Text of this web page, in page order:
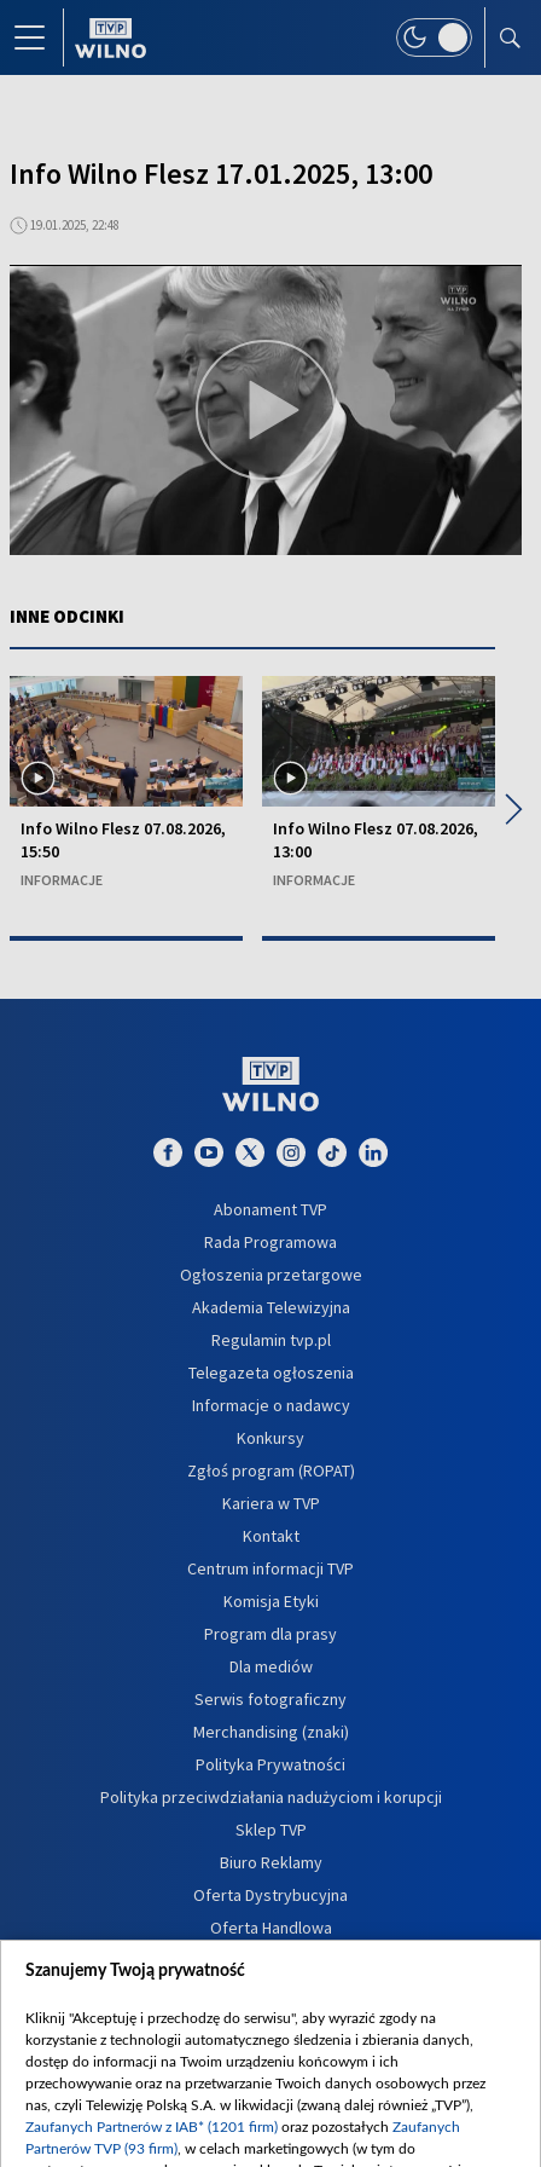
Info Wilno Flesz 17.01.2025, 13:00
19.01.2025, 22:48
INNE ODCINKI
Info Wilno Flesz 07.08.2026,
15:50
INFORMACJE
Info Wilno Flesz 07.08.2026,
13:00
INFORMACJE
▶
Abonament TVP
Rada Programowa
Ogłoszenia przetargowe
Akademia Telewizyjna
Regulamin tvp.pl
Telegazeta ogłoszenia
Informacje o nadawcy
Konkursy
Zgłoś program (ROPAT)
Kariera w TVP
Kontakt
Centrum informacji TVP
Komisja Etyki
Program dla prasy
Dla mediów
Serwis fotograficzny
Merchandising (znaki)
Polityka Prywatności
Polityka przeciwdziałania nadużyciom i korupcji
Sklep TVP
Biuro Reklamy
Oferta Dystrybucyjna
Oferta Handlowa
Dostępność
Procedura zgłoszeń wewnętrznych
Szanujemy Twoją prywatność
Kliknij "Akceptuję i przechodzę do serwisu", aby wyrazić zgody na
korzystanie z technologii automatycznego śledzenia i zbierania danych,
dostęp do informacji na Twoim urządzeniu końcowym i ich
przechowywanie oraz na przetwarzanie Twoich danych osobowych przez
nas, czyli Telewizję Polską S.A. w likwidacji (zwaną dalej również „TVP”),
Zaufanych Partnerów z IAB* (1201 firm) oraz pozostałych Zaufanych
Partnerów TVP (93 firm) , w celach marketingowych (w tym do